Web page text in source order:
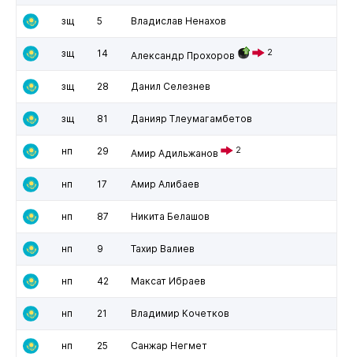
зщ 5 Владислав Ненахов
зщ 14 Александр Прохоров 2
зщ 28 Данил Селезнев
зщ 81 Данияр Тлеумагамбетов
нп 29 Амир Адильжанов 2
нп 17 Амир Алибаев
нп 87 Никита Белашов
нп 9 Тахир Валиев
нп 42 Максат Ибраев
нп 21 Владимир Кочетков
нп 25 Санжар Негмет